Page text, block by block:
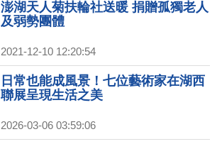
澎湖天人菊扶輪社送暖 捐贈孤獨老人
及弱勢團體
2021-12-10 12:20:54
日常也能成風景！七位藝術家在湖西
聯展呈現生活之美
2026-03-06 03:59:06